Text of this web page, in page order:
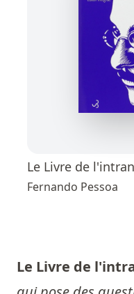
Le Livre de
Fernando Pessoa
Le Livre de